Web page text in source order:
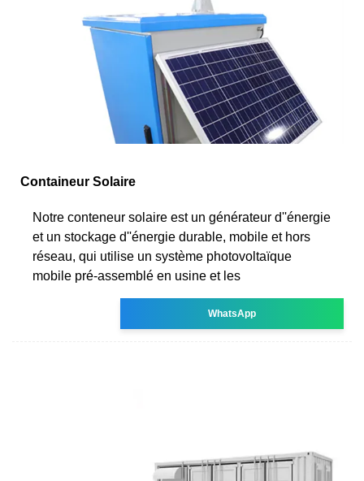
Containeur Solaire
Notre conteneur solaire est un générateur d''énergie
et un stockage d''énergie durable, mobile et hors
réseau, qui utilise un système photovoltaïque
mobile pré-assemblé en usine et les
WhatsApp